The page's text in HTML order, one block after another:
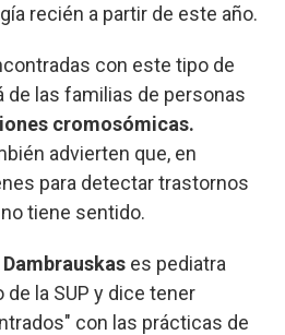
recién a partir de este año.
con este tipo de
de las familias de personas
cromosómicas.
advierten que, en
para detectar trastornos
tiene sentido.
es pediatra
la SUP y dice tener
con las prácticas de